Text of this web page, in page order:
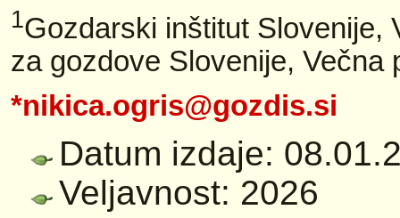
1Gozdarski inštitut Slovenije,
za gozdove Slovenije, Večna
*nikica.ogris@gozdis.si
Datum izdaje:
Veljavnost: 2026